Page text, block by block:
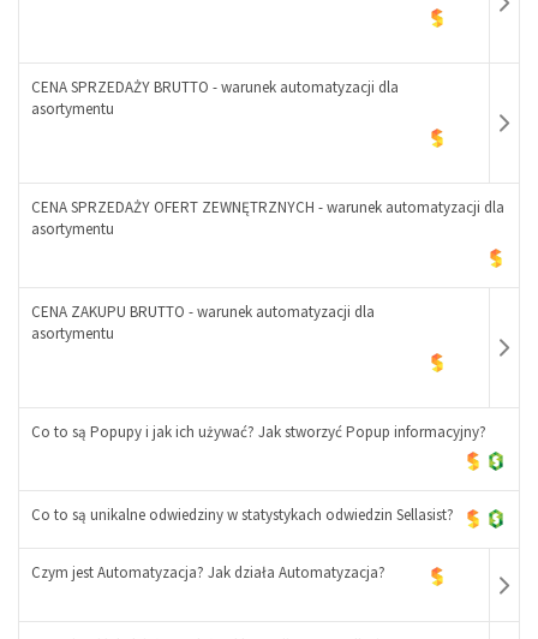
+
+
CENA SPRZEDAŻY BRUTTO - warunek automatyzacji dla
asortymentu
-
+
CENA SPRZEDAŻY OFERT ZEWNĘTRZNYCH - warunek automatyzacji dla
asortymentu
CENA ZAKUPU BRUTTO - warunek automatyzacji dla
asortymentu
-
+
Co to są Popupy i jak ich używać? Jak stworzyć Popup informacyjny?
Co to są unikalne odwiedziny w statystykach odwiedzin Sellasist?
Czym jest Automatyzacja? Jak działa Automatyzacja?